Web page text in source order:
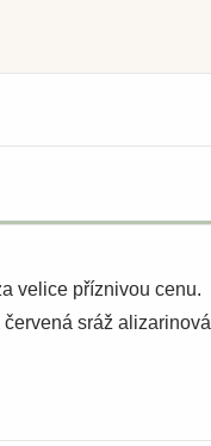
velice příznivou cenu.
sráž alizarinová